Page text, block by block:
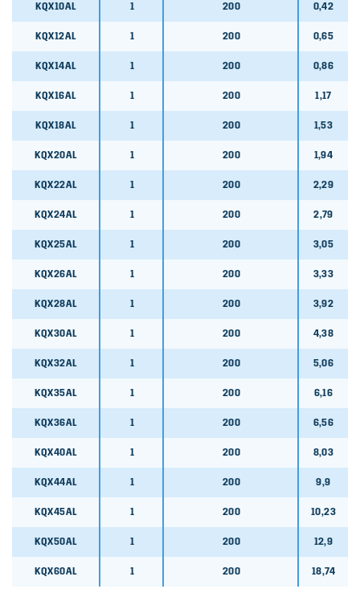
KQX10AL 1 200 0,42
KQX12AL 1 200 0,65
KQX14AL 1 200 0,86
KQX16AL 1 200 1,17
KQX18AL 1 200 1,53
KQX20AL 1 200 1,94
KQX22AL 1 200 2,29
KQX24AL 1 200 2,79
KQX25AL 1 200 3,05
KQX26AL 1 200 3,33
KQX28AL 1 200 3,92
KQX30AL 1 200 4,38
KQX32AL 1 200 5,06
KQX35AL 1 200 6,16
KQX36AL 1 200 6,56
KQX40AL 1 200 8,03
KQX44AL 1 200 9,9
KQX45AL 1 200 10,23
KQX50AL 1 200 12,9
KQX60AL 1 200 18,74